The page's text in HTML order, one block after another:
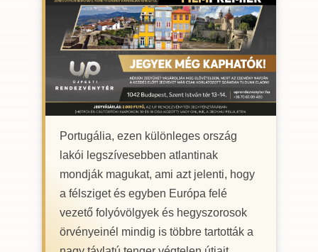
Portugália, ezen különleges ország
lakói legszívesebben atlantinak
mondják magukat, ami azt jelenti, hogy
a félsziget és egyben Európa felé
vezető folyóvölgyek és hegyszorosok
örvényeinél mindig is többre tartották a